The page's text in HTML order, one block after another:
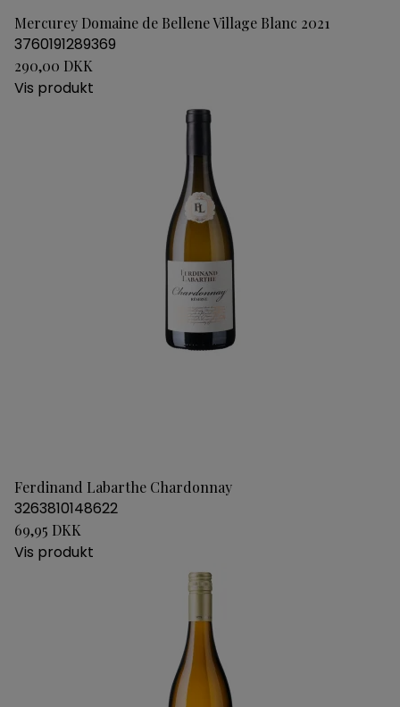
Mercurey Domaine de Bellene Village Blanc 2021
3760191289369
290,00 DKK
Vis produkt
Ferdinand Labarthe Chardonnay
3263810148622
69,95 DKK
Vis produkt